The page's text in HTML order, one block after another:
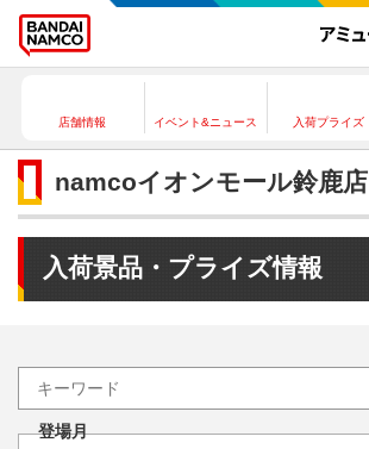
店舗情報 イベント&ニュース 入荷プライズ
namcoイオンモール鈴鹿店
入荷景品・プライズ情報
登場月